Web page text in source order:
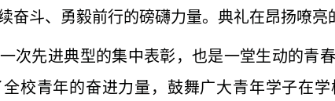
奋斗、勇毅前行的磅礴力量。典礼在昂扬嘹亮
次先进典型的集中表彰，也是一堂生动的青
校青年的奋进力量，鼓舞广大青年学子在